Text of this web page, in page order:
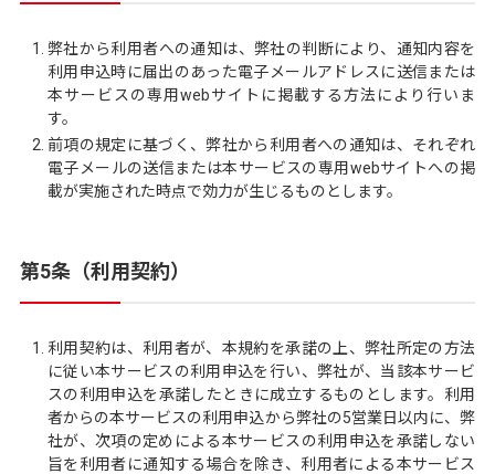
弊社から利用者への通知は、弊社の判断により、通知内容を
利用申込時に届出のあった電子メールアドレスに送信または
本サービスの専用webサイトに掲載する方法により行いま
す。
前項の規定に基づく、弊社から利用者への通知は、それぞれ
電子メールの送信または本サービスの専用webサイトへの掲
載が実施された時点で効力が生じるものとします。
第5条（利用契約）
利用契約は、利用者が、本規約を承諾の上、弊社所定の方法
に従い本サービスの利用申込を行い、弊社が、当該本サービ
スの利用申込を承諾したときに成立するものとします。利用
者からの本サービスの利用申込から弊社の5営業日以内に、弊
社が、次項の定めによる本サービスの利用申込を承諾しない
旨を利用者に通知する場合を除き、利用者による本サービス